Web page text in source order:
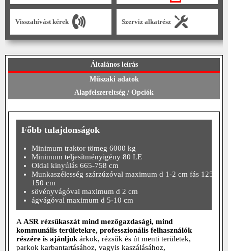
Visszahívást kérek Szerviz alkatrész
Általános leírás
Műszaki adatok
Alapfelszereltség / Opciók
Főbb tulajdonságok
Minimum traktor tömeg 6000 kg
Minimum teljesítményigény 80 LE
Oldal kinyúlás 665-758 cm
Munkaszélesség szárzúzóval maximum d 1-2 cm fás 125-
150 cm
sövényvágóval maximum d 2 cm
ágvágóval maximum d 5-10 cm
A ASR rézsűkaszát mind mezőgazdasági, mind
kommunális területekre, professzionális felhasználók
részére is ajánljuk árkok, rézsűk és út menti területek,
parkok karbantartásához, vagyis kaszálásához,